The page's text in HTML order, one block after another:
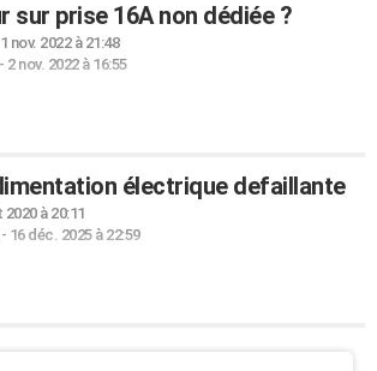
sur prise 16A non dédiée ?
1 nov. 2022 à 21:48
2 nov. 2022 à 16:55
électrique defaillante
2020 à 20:11
16 déc. 2025 à 22:59